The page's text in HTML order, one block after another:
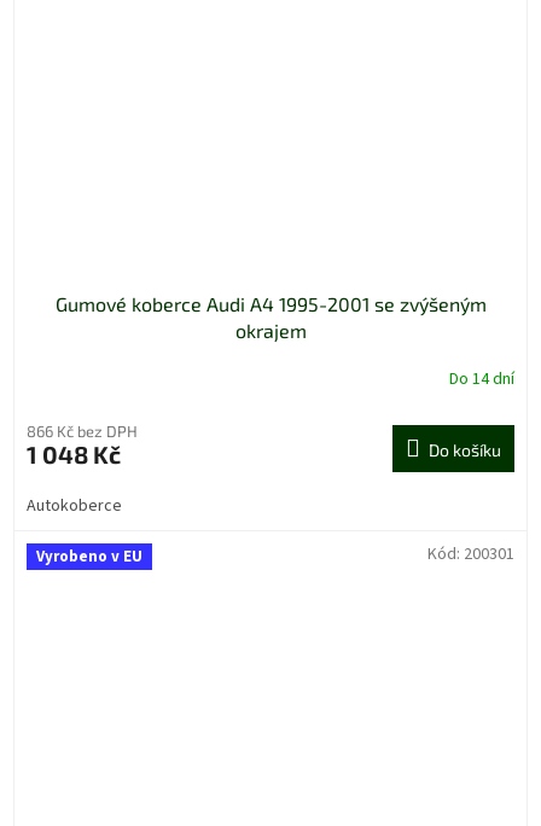
Gumové koberce Audi A4 1995-2001 se zvýšeným
okrajem
Do 14 dní
866 Kč bez DPH
1 048 Kč Do košíku
Autokoberce
Vyrobeno v EU Kód: 200301